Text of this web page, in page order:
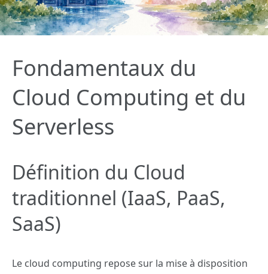
Fondamentaux du
Cloud Computing et du
Serverless
Définition du Cloud
traditionnel (IaaS, PaaS,
SaaS)
Le cloud computing repose sur la mise à disposition